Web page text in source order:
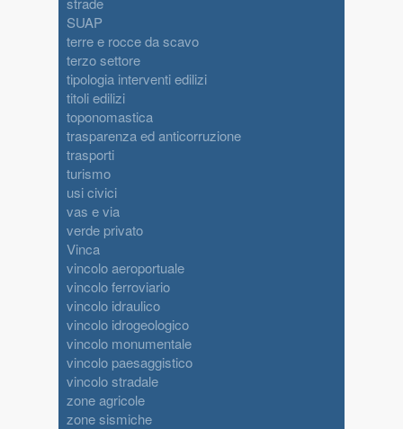
SUAP
terre e rocce da scavo
terzo settore
tipologia interventi edilizi
titoli edilizi
toponomastica
trasparenza ed anticorruzione
trasporti
turismo
usi civici
vas e via
verde privato
Vinca
vincolo aeroportuale
vincolo ferroviario
vincolo idraulico
vincolo idrogeologico
vincolo monumentale
vincolo paesaggistico
vincolo stradale
zone agricole
zone sismiche